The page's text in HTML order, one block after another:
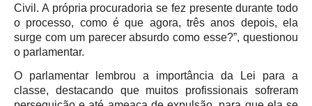
Civil. A própria procuradoria se fez presente durante todo
o processo, como é que agora, três anos depois, ela
surge com um parecer absurdo como esse?”, questionou
o parlamentar.
O parlamentar lembrou a importância da Lei para a
classe, destacando que muitos profissionais sofreram